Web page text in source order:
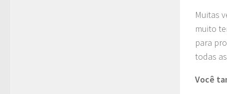
Muitas
muito
para
todas
Você